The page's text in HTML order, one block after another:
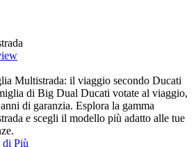
Multistrada: il viaggio secondo Ducati
di Big Dual Ducati votate al viaggio,
di garanzia. Esplora la gamma
e scegli il modello più adatto alle tue
di Più